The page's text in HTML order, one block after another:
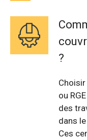
?
ou
des
dans
Ces